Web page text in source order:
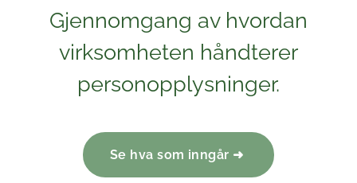
Gjennomgang av hvordan
virksomheten håndterer
personopplysninger.
Se hva som inngår ➜